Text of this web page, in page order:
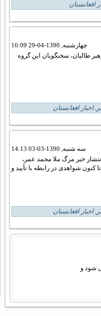
افغانستان
چهارشنبه, 1390-04-29 16:09
طالبان، سخنگويان اين گروه
,اخبار افغانستان
سه شنبه, 1390-03-03 14:13
خبر مرگ ملا محمد عمر،
کنون شواهدی در رابطه با تأیید و
,اخبار افغانستان
شود و